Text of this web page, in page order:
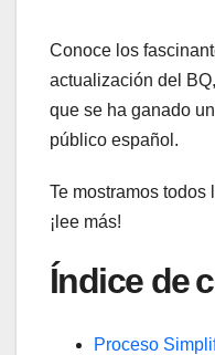
Conoce ​los⁢
actualización del
‌que se ha ganado
público español.
Te mostramos todos
¡lee más!
Índice‍ de⁢
Proceso